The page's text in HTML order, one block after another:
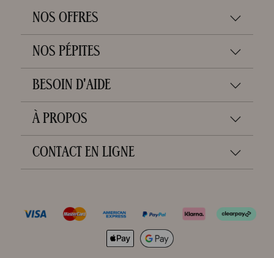
NOS OFFRES
NOS PÉPITES
BESOIN D'AIDE
À PROPOS
CONTACT EN LIGNE